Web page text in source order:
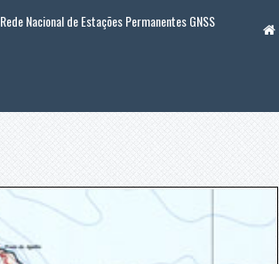
Rede Nacional de Estações Permanentes GNSS